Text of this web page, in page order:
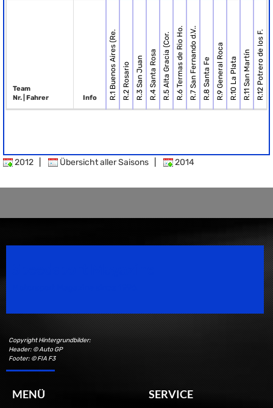
Team
Nr. | Fahrer
Info R.1 Buenos Aires (Re.R.2 RosarioR.3 San JuanR.4 Santa RosaR.5 Alta Gracia (Cor.R.6 Termas de Rio Ho.R.7 San Fernando d.V..R.8 Santa FeR.9 General RocaR.10 La PlataR.11 San MartínR.12 Potrero de los F.
2012 Übersicht aller Saisons 2014
Copyright Hintergrundbilder:
Header: © Auto GP
Footer: © FIA F3
MENÜ SERVICE